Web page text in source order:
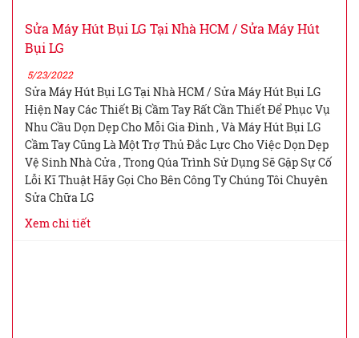
Sửa Máy Hút Bụi LG Tại Nhà HCM / Sửa Máy Hút
Bụi LG
5/23/2022
Sửa Máy Hút Bụi LG Tại Nhà HCM / Sửa Máy Hút Bụi LG
Hiện Nay Các Thiết Bị Cầm Tay Rất Cần Thiết Để Phục Vụ
Nhu Cầu Dọn Dẹp Cho Mỗi Gia Đình , Và Máy Hút Bụi LG
Cầm Tay Cũng Là Một Trợ Thủ Đắc Lực Cho Việc Dọn Dẹp
Vệ Sinh Nhà Cửa , Trong Qúa Trình Sử Dụng Sẽ Gặp Sự Cố
Lỗi Kĩ Thuật Hãy Gọi Cho Bên Công Ty Chúng Tôi Chuyên
Sửa Chữa LG
Xem chi tiết